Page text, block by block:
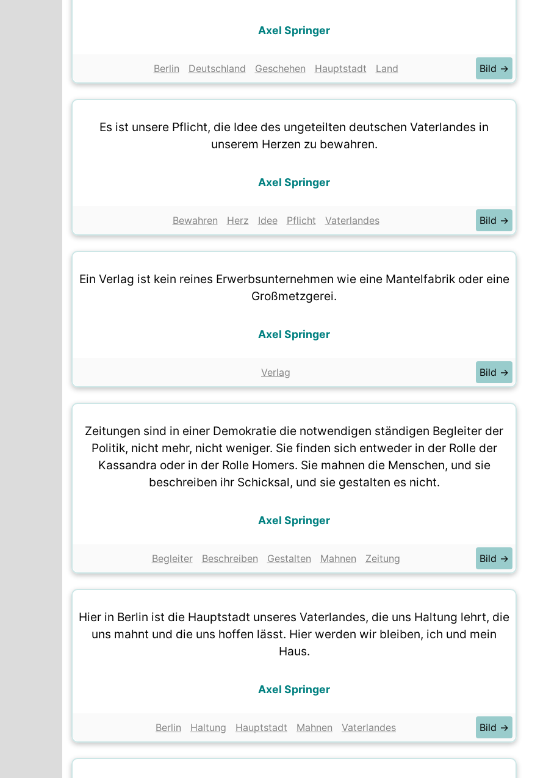
Axel Springer
Berlin Deutschland Geschehen Hauptstadt Land Bild →
Es ist unsere Pflicht, die Idee des ungeteilten deutschen Vaterlandes in
unserem Herzen zu bewahren.
Axel Springer
Bewahren Herz Idee Pflicht Vaterlandes Bild →
Ein Verlag ist kein reines Erwerbsunternehmen wie eine Mantelfabrik oder eine
Großmetzgerei.
Axel Springer
Verlag Bild →
Zeitungen sind in einer Demokratie die notwendigen ständigen Begleiter der
Politik, nicht mehr, nicht weniger. Sie finden sich entweder in der Rolle der
Kassandra oder in der Rolle Homers. Sie mahnen die Menschen, und sie
beschreiben ihr Schicksal, und sie gestalten es nicht.
Axel Springer
Begleiter Beschreiben Gestalten Mahnen Zeitung Bild →
Hier in Berlin ist die Hauptstadt unseres Vaterlandes, die uns Haltung lehrt, die
uns mahnt und die uns hoffen lässt. Hier werden wir bleiben, ich und mein
Haus.
Axel Springer
Berlin Haltung Hauptstadt Mahnen Vaterlandes Bild →